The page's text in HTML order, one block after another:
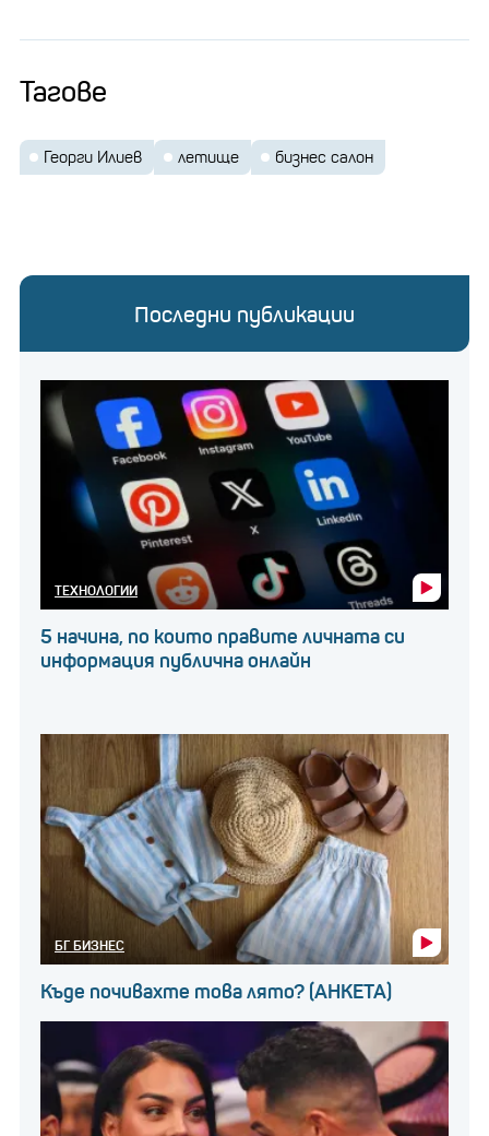
Тагове
Георги Илиев летище бизнес салон
Последни публикации
ТЕХНОЛОГИИ
5 начина, по които правите личната си
информация публична онлайн
БГ БИЗНЕС
Къде почивахте това лято? (АНКЕТА)